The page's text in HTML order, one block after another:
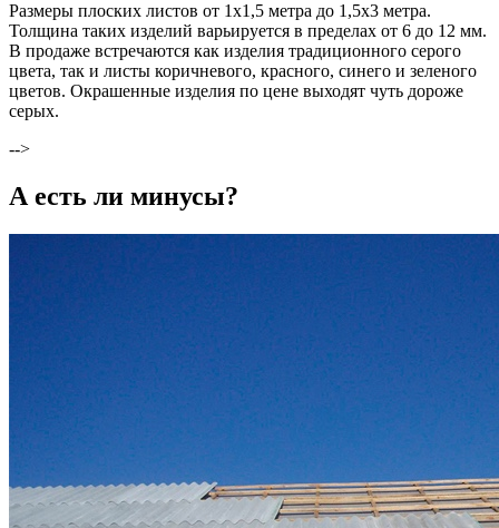
Размеры плоских листов от 1х1,5 метра до 1,5х3 метра.
Толщина таких изделий варьируется в пределах от 6 до 12 мм.
В продаже встречаются как изделия традиционного серого
цвета, так и листы коричневого, красного, синего и зеленого
цветов. Окрашенные изделия по цене выходят чуть дороже
серых.
-->
А есть ли минусы?